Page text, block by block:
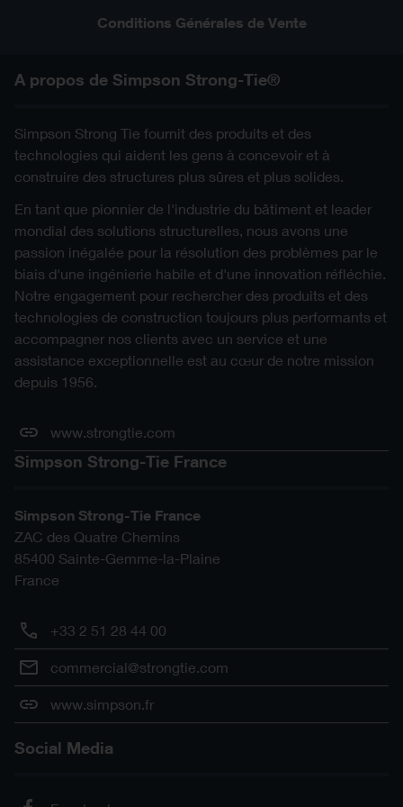
DXF ZIP
PDF ZIP
IFC ZIP
SKP ZIP
STL ZIP
Conditions Générales de Vente
A propos de Simpson Strong-Tie®
Simpson Strong Tie fournit des produits et des
technologies qui aident les gens à concevoir et à
construire des structures plus sûres et plus solides.
En tant que pionnier de l'industrie du bâtiment et leader
mondial des solutions structurelles, nous avons une
passion inégalée pour la résolution des problèmes par le
biais d'une ingénierie habile et d'une innovation réfléchie.
Notre engagement pour rechercher des produits et des
technologies de construction toujours plus performants et
accompagner nos clients avec un service et une
assistance exceptionnelle est au cœur de notre mission
depuis 1956.
www.strongtie.com
Simpson Strong-Tie France
Simpson Strong-Tie France
ZAC des Quatre Chemins
85400 Sainte-Gemme-la-Plaine
France
+33 2 51 28 44 00
commercial@strongtie.com
www.simpson.fr
Social Media